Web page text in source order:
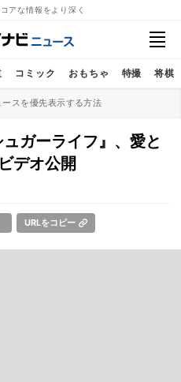
アな情報をより深く
コミック おもちゃ 特撮 将棋
スを優先表示する方法
ガーライフ』、愛と
デオ公開
URLをコピー